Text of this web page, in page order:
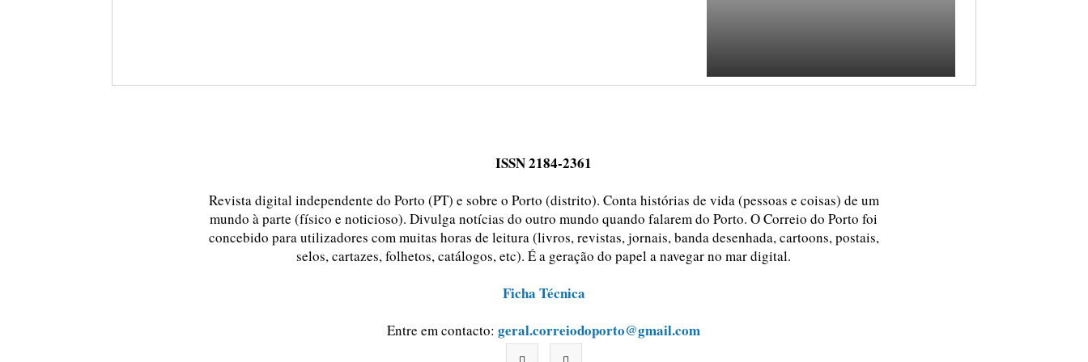
ISSN 2184-2361
Revista digital independente do Porto (PT) e sobre o Porto (distrito). Conta histórias de vida (pessoas e coisas) de um
mundo à parte (físico e noticioso). Divulga notícias do outro mundo quando falarem do Porto. O Correio do Porto foi
concebido para utilizadores com muitas horas de leitura (livros, revistas, jornais, banda desenhada, cartoons, postais,
selos, cartazes, folhetos, catálogos, etc). É a geração do papel a navegar no mar digital.
Ficha Técnica
Entre em contacto:geral.correiodoporto@gmail.com